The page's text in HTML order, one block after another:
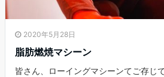
2020年5月28日
脂肪燃焼マシーン
皆さん、ローイングマシーンてご存じ